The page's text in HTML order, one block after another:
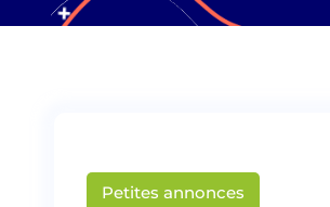
Petites annonces